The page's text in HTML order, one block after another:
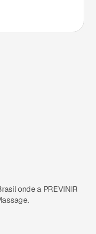
onde a PREVINIR